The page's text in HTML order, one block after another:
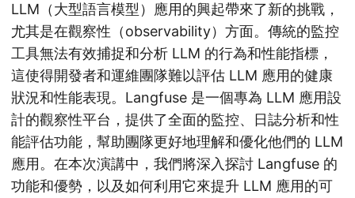
LLM（大型語言模型）應用的興起帶來了新的挑戰，
尤其是在觀察性（observability）方面。傳統的監控
工具無法有效捕捉和分析 LLM 的行為和性能指標，
這使得開發者和運維團隊難以評估 LLM 應用的健康
狀況和性能表現。Langfuse 是一個專為 LLM 應用設
計的觀察性平台，提供了全面的監控、日誌分析和性
能評估功能，幫助團隊更好地理解和優化他們的 LLM
應用。在本次演講中，我們將深入探討 Langfuse 的
功能和優勢，以及如何利用它來提升 LLM 應用的可